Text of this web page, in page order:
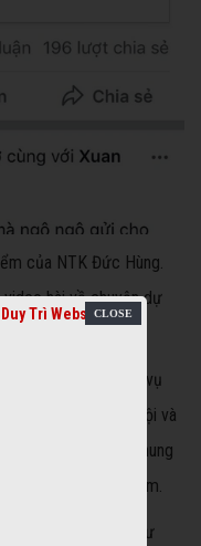
của NTK Đức Hùng.
hài về chuyện dự
Việt Nam và phục vụ
rạp BHD tại Hà Nội và
trực tiếp trận chung
ảnh và âm thanh vòm.
diễn viên, ca sĩ như
Trì Website